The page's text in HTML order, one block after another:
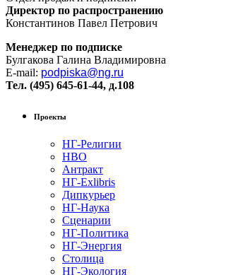
Директор по распространению
Константинов Павел Петрович
Менеджер по подписке
Булгакова Галина Владимировна
E-mail: podpiska@ng.ru
Тел. (495) 645-61-44, д.108
Проекты
НГ-Религии
НВО
Антракт
НГ-Exlibris
Дипкурьер
НГ-Наука
Сценарии
НГ-Политика
НГ-Энергия
Столица
НГ-Экология